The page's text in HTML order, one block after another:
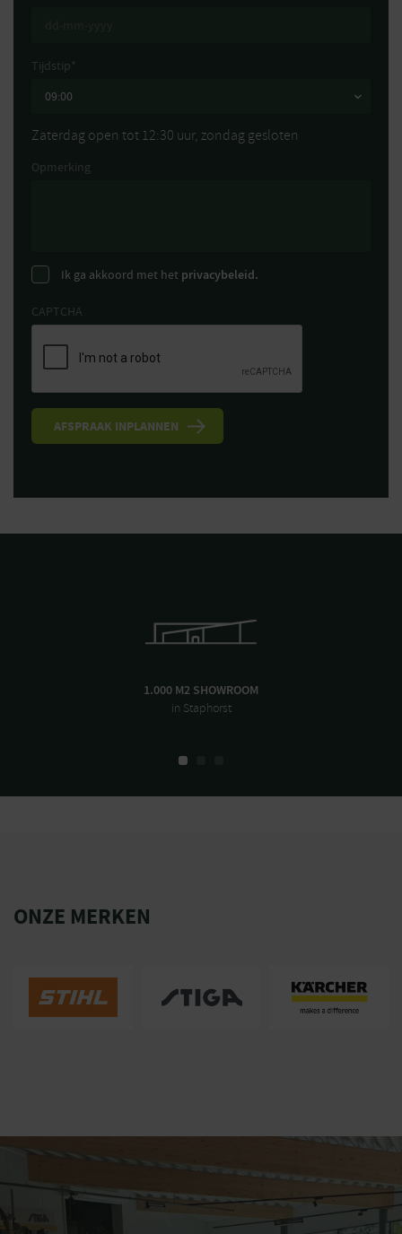
Tijdstip*
Zaterdag open tot 12:30 uur, zondag gesloten
Opmerking
Ik ga akkoord met het privacybeleid.
CAPTCHA
1.000 M2 SHOWROOM
in Staphorst
ONZE MERKEN